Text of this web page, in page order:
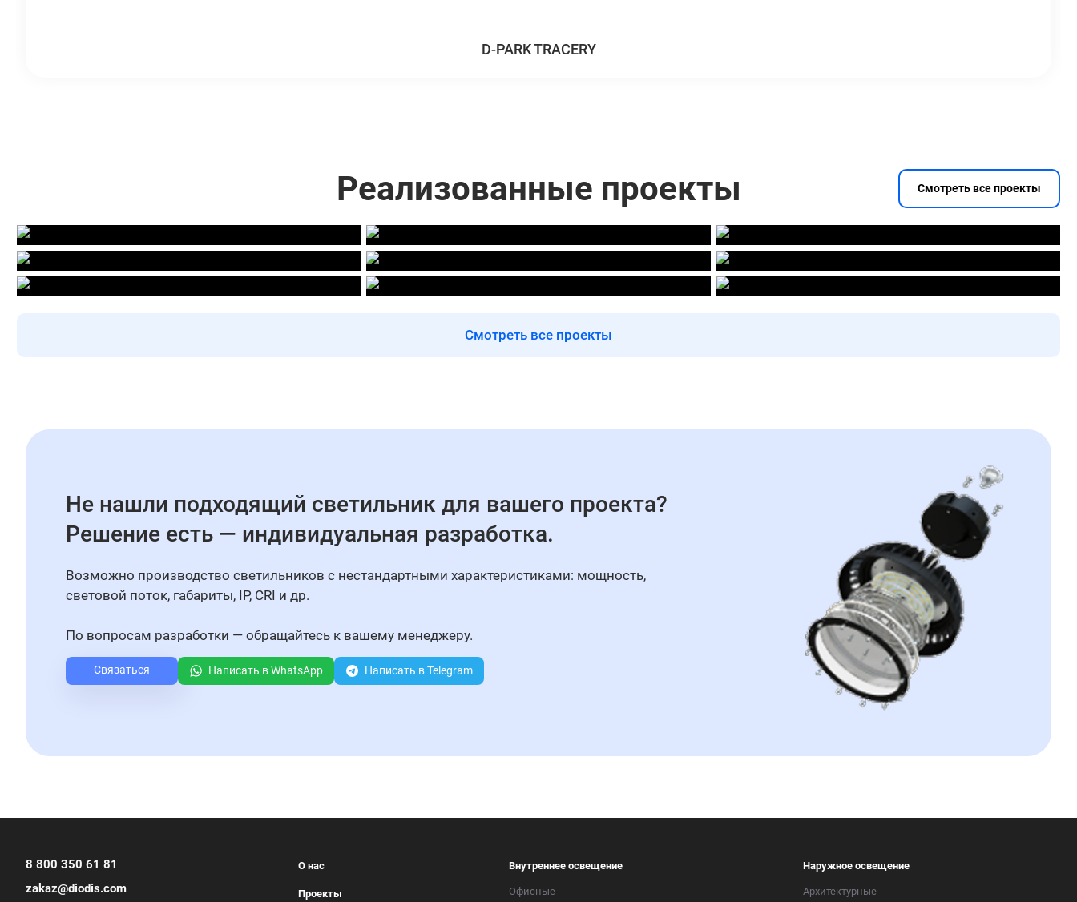
D-PARK TRACERY
Реализованные проекты Смотреть все проекты
Смотреть все проекты
Не нашли подходящий светильник для вашего проекта?
Решение есть — индивидуальная разработка.
Возможно производство светильников с нестандартными характеристиками: мощность,
световой поток, габариты, IP, CRI и др.
По вопросам разработки — обращайтесь к вашему менеджеру.
Связаться Написать в WhatsApp Написать в Telegram
8 800 350 61 81
zakaz@diodis.com
О нас
Проекты
Внутреннее освещение
Офисные
Наружное освещение
Архитектурные